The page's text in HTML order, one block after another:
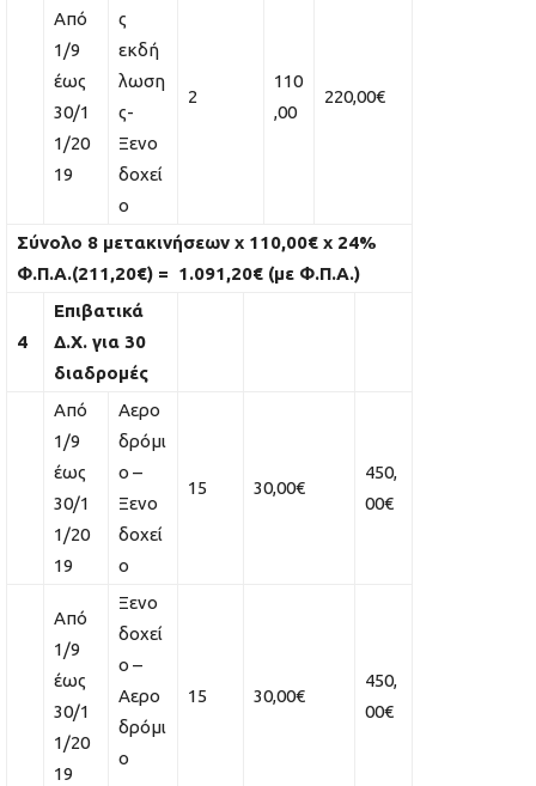
Από
1/9
έως
30/1
1/20
19
ς
εκδή
λωση
ς-
Ξενο
δοχεί
ο
2
110
,00
220,00€
Σύνολο 8 μετακινήσεων x 110,00€ x 24%
Φ.Π.Α.(211,20€) = 1.091,20€ (με Φ.Π.Α.)
4
Επιβατικά
Δ.Χ. για 30
διαδρομές
Από
1/9
έως
30/1
1/20
19
Αερο
δρόμι
ο –
Ξενο
δοχεί
ο
15 30,00€
450,
00€
Από
1/9
έως
30/1
1/20
19
Ξενο
δοχεί
ο –
Αερο
δρόμι
ο
15 30,00€
450,
00€